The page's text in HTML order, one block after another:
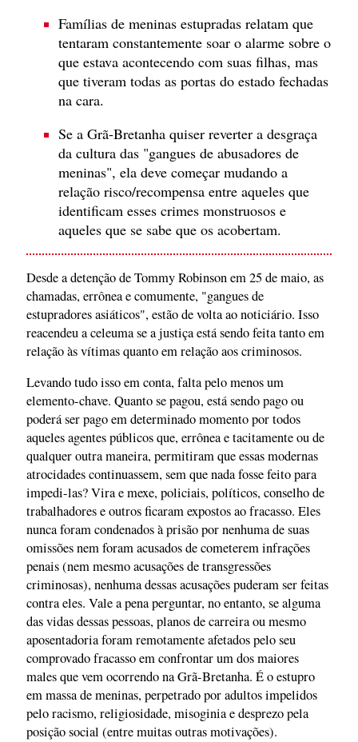
Famílias de meninas estupradas relatam que
tentaram constantemente soar o alarme sobre o
que estava acontecendo com suas filhas, mas
que tiveram todas as portas do estado fechadas
na cara.
Se a Grã-Bretanha quiser reverter a desgraça
da cultura das "gangues de abusadores de
meninas", ela deve começar mudando a
relação risco/recompensa entre aqueles que
identificam esses crimes monstruosos e
aqueles que se sabe que os acobertam.
Desde a detenção de Tommy Robinson em 25 de maio, as
chamadas, errônea e comumente, "gangues de
estupradores asiáticos", estão de volta ao noticiário. Isso
reacendeu a celeuma se a justiça está sendo feita tanto em
relação às vítimas quanto em relação aos criminosos.
Levando tudo isso em conta, falta pelo menos um
elemento-chave. Quanto se pagou, está sendo pago ou
poderá ser pago em determinado momento por todos
aqueles agentes públicos que, errônea e tacitamente ou de
qualquer outra maneira, permitiram que essas modernas
atrocidades continuassem, sem que nada fosse feito para
impedi-las? Vira e mexe, policiais, políticos, conselho de
trabalhadores e outros ficaram expostos ao fracasso. Eles
nunca foram condenados à prisão por nenhuma de suas
omissões nem foram acusados de cometerem infrações
penais (nem mesmo acusações de transgressões
criminosas), nenhuma dessas acusações puderam ser feitas
contra eles. Vale a pena perguntar, no entanto, se alguma
das vidas dessas pessoas, planos de carreira ou mesmo
aposentadoria foram remotamente afetados pelo seu
comprovado fracasso em confrontar um dos maiores
males que vem ocorrendo na Grã-Bretanha. É o estupro
em massa de meninas, perpetrado por adultos impelidos
pelo racismo, religiosidade, misoginia e desprezo pela
posição social (entre muitas outras motivações).